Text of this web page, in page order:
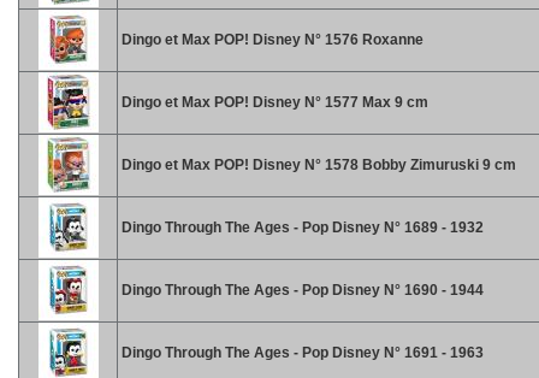
Dingo et Max POP! Disney N° 1576 Roxanne
Dingo et Max POP! Disney N° 1577 Max 9 cm
Dingo et Max POP! Disney N° 1578 Bobby Zimuruski 9 cm
Dingo Through The Ages - Pop Disney N° 1689 - 1932
Dingo Through The Ages - Pop Disney N° 1690 - 1944
Dingo Through The Ages - Pop Disney N° 1691 - 1963